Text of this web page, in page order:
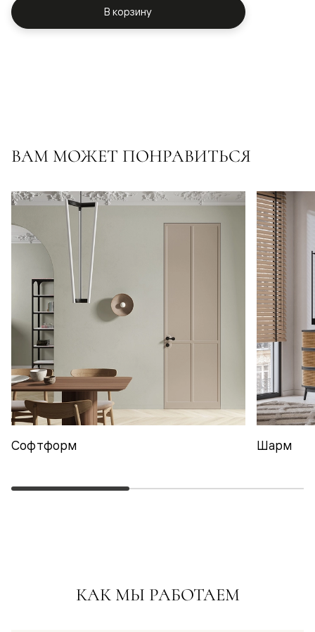
В корзину
ВАМ МОЖЕТ ПОНРАВИТЬСЯ
Софтформ Шарм
КАК МЫ РАБОТАЕМ